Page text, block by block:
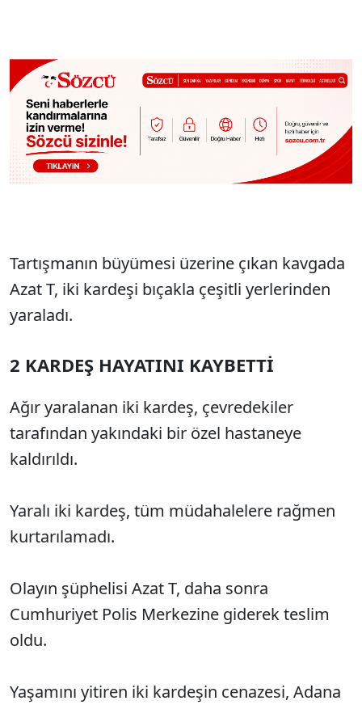
Tartışmanın büyümesi üzerine çıkan kavgada
Azat T, iki kardeşi bıçakla çeşitli yerlerinden
yaraladı.
2 KARDEŞ HAYATINI KAYBETTİ
Ağır yaralanan iki kardeş, çevredekiler
tarafından yakındaki bir özel hastaneye
kaldırıldı.
Yaralı iki kardeş, tüm müdahalelere rağmen
kurtarılamadı.
Olayın şüphelisi Azat T, daha sonra
Cumhuriyet Polis Merkezine giderek teslim
oldu.
Yaşamını yitiren iki kardeşin cenazesi, Adana